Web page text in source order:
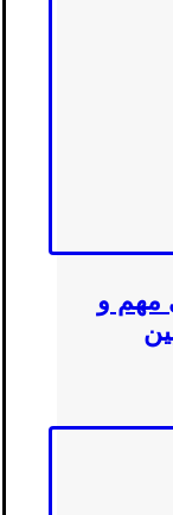
مزایای مهم و